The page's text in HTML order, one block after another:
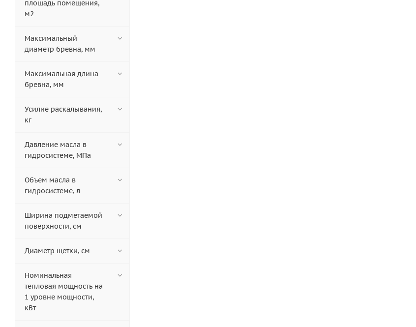
площадь помещения,
м2
Максимальный
диаметр бревна, мм
Максимальная длина
бревна, мм
Усилие раскалывания,
кг
Давление масла в
гидросистеме, МПа
Объем масла в
гидросистеме, л
Ширина подметаемой
поверхности, см
Диаметр щетки, см
Номинальная
тепловая мощность на
1 уровне мощности,
кВт